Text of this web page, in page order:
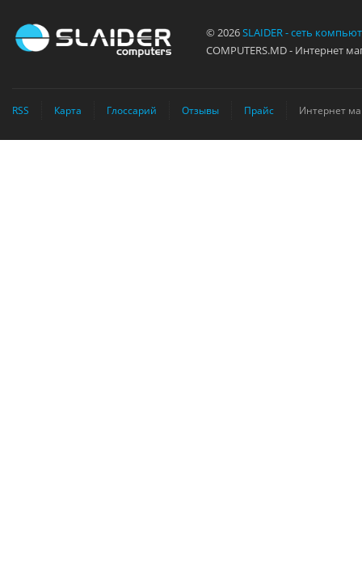
© 2026SLAIDER - сеть
COMPUTERS.MD - Интернет
RSS Карта Глоссарий Отзывы Прайс Интернет